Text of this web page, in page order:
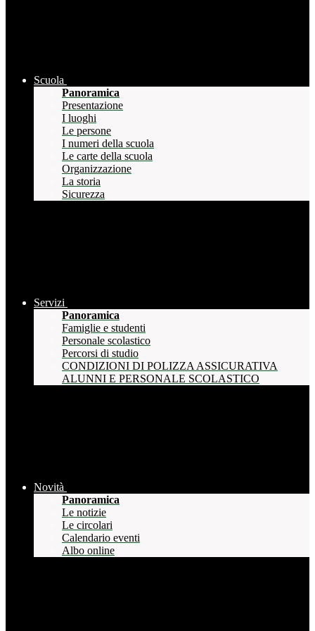
Scuola
Panoramica
Presentazione
I luoghi
Le persone
I numeri della scuola
Le carte della scuola
Organizzazione
La storia
Sicurezza
Servizi
Panoramica
Famiglie e studenti
Personale scolastico
Percorsi di studio
CONDIZIONI DI POLIZZA ASSICURATIVA
ALUNNI E PERSONALE SCOLASTICO
Novità
Panoramica
Le notizie
Le circolari
Calendario eventi
Albo online